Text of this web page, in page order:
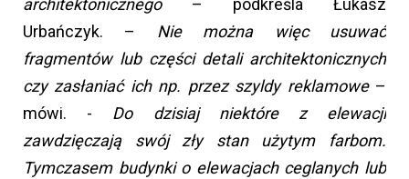
architektonicznego– podkreśla Łukasz
Urbańczyk. – Nie można więc usuwać
fragmentów lub części detali architektonicznych
czy zasłaniać ich np. przez szyldy reklamowe–
mówi. - Do dzisiaj niektóre z elewacji
zawdzięczają swój zły stan użytym farbom.
Tymczasem budynki o elewacjach ceglanych lub